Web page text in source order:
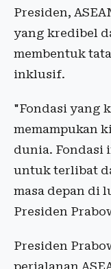
Presiden,
yang kredibel
membentuk
inklusif.
"Fondasi yang
memampukan
dunia. Fondasi
untuk terlibat
masa depan di
Presiden
Presiden